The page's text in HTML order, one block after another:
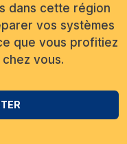
dans cette région
vos systèmes
que vous profitiez
vous.